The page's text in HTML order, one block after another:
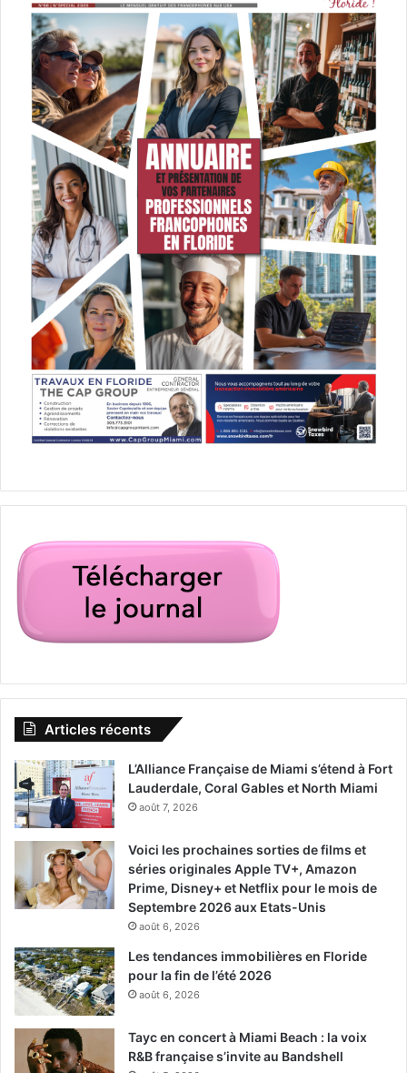
Articles récents
L’Alliance Française de Miami s’étend à Fort
Lauderdale, Coral Gables et North Miami
août 7, 2026
Voici les prochaines sorties de films et
séries originales Apple TV+, Amazon
Prime, Disney+ et Netflix pour le mois de
Septembre 2026 aux Etats-Unis
août 6, 2026
Les tendances immobilières en Floride
pour la fin de l’été 2026
août 6, 2026
Tayc en concert à Miami Beach : la voix
R&B française s’invite au Bandshell